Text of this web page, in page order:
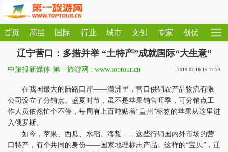
首页 高层 国际 行业 城市 文创 专家 创优
辽宁营口：多措并举 “土特产”成就国际“大生意”
中旅报新媒体-第一旅游网 : www.toptour.cn 2019-07-16 15:17:23
在我国最大的陆路口岸——满洲里，营口供销农产品物流有限
公司设立了分销点。盛夏时节，虽不是苹果销售旺季，可分销点工
作人员依然忙个不停，每周有上百吨贴着“盖州”标签的苹果从这里进
入俄罗斯。
如今，苹果、西瓜、水稻、海蜇……这些行销国内外市场的营
口特产，有个共同的身份——国家地理标志产品。这样的“宝贝”，辽